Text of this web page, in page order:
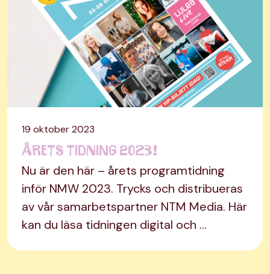
19 oktober 2023
Årets tidning 2023!
Nu är den här – årets programtidning
inför NMW 2023. Trycks och distribueras
av vår samarbetspartner NTM Media. Här
kan du läsa tidningen digital och …